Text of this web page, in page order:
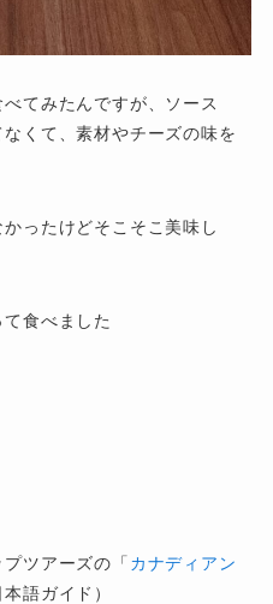
てみたんですが、ソース
なくて、素材やチーズの味を
ったけどそこそこ美味し
食べました
ツアーズの「 カナディアン
語ガイド）